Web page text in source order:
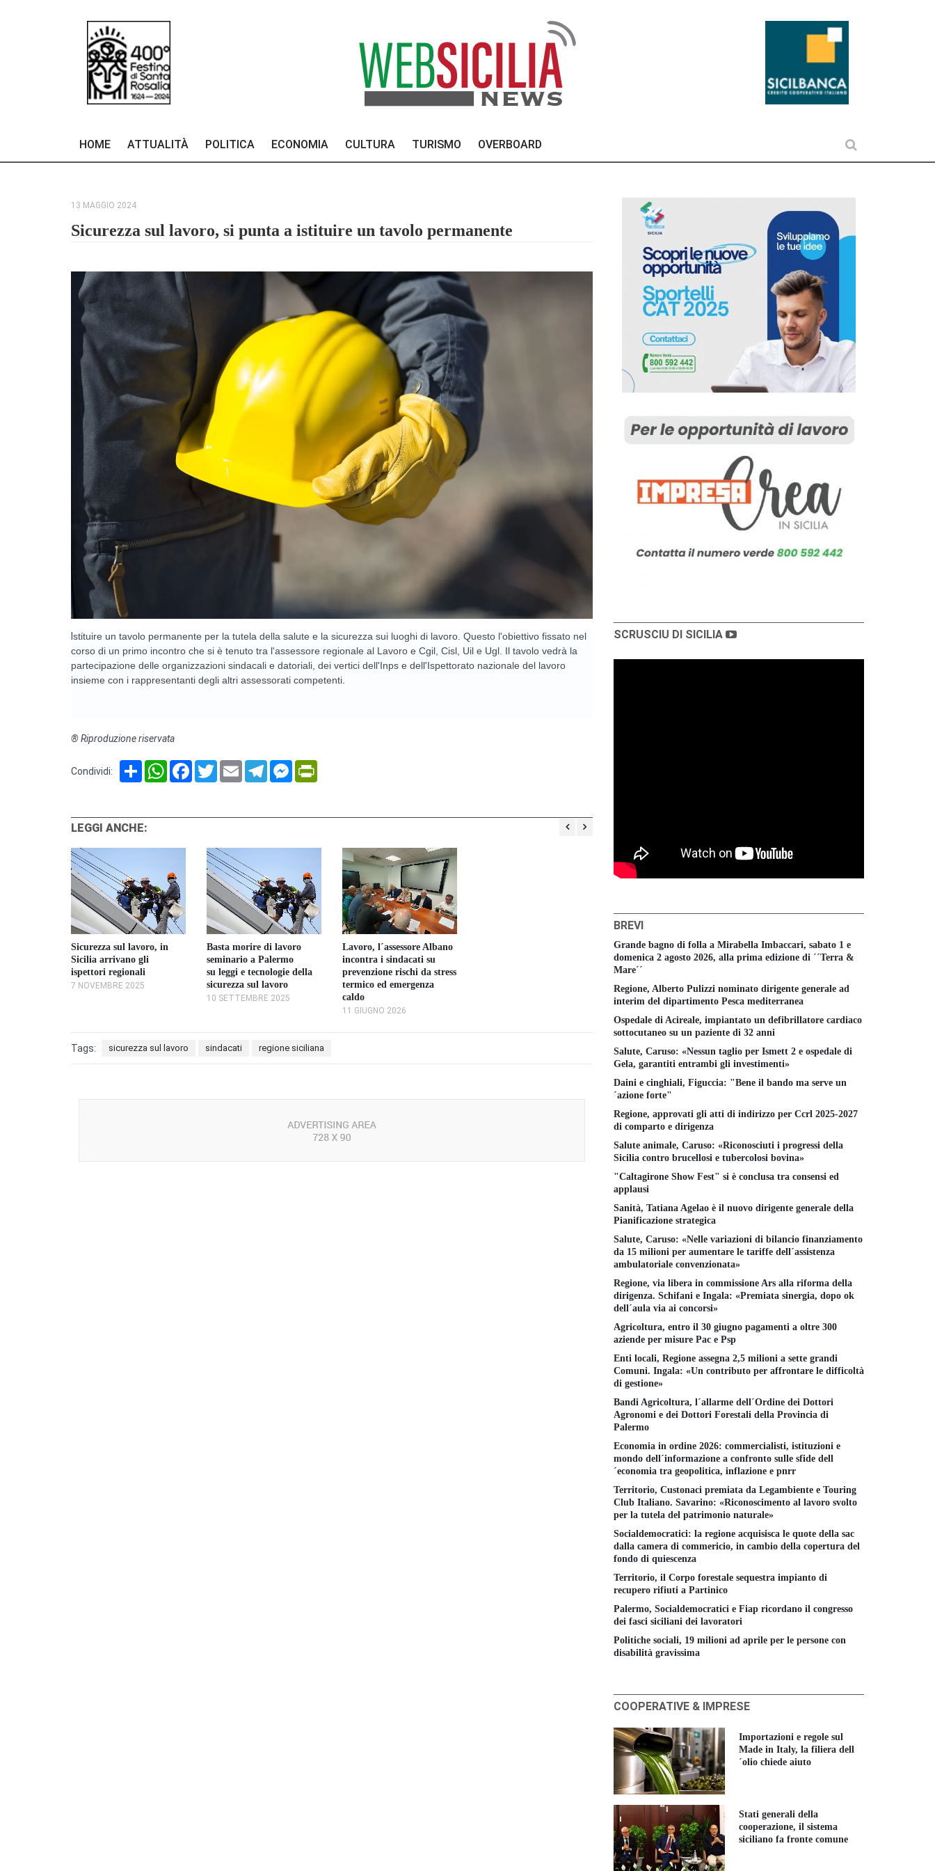
HOME ATTUALITÀ POLITICA ECONOMIA CULTURA TURISMO OVERBOARD
13 MAGGIO 2024
Sicurezza sul lavoro, si punta a istituire un tavolo permanente
stituire un tavolo permanente per la tutela della salute e la sicurezza sui luoghi di lavoro. Questo l'obiettivo fissato nel
corso di un primo incontro che si è tenuto tra l'assessore regionale al Lavoro e Cgil, Cisl, Uil e Ugl. Il tavolo vedrà la
partecipazione delle organizzazioni sindacali e datoriali, dei vertici dell'Inps e dell'Ispettorato nazionale del lavoro
insieme con i rappresentanti degli altri assessorati competenti.
® Riproduzione riservata
Condividi: Share WhatsAppFacebook
TwitterEmail TelegramMessenger
LEGGI ANCHE:
Sicurezza sul lavoro, in
Sicilia arrivano gli
ispettori regionali
7 NOVEMBRE 2025
Basta morire di lavoro
seminario a Palermo
su leggi e tecnologie della
sicurezza sul lavoro
10 SETTEMBRE 2025
Lavoro, l´assessore Albano
incontra i sindacati su
prevenzione rischi da stress
termico ed emergenza
caldo
11 GIUGNO 2026
Tags: sicurezza sul lavoro sindacati regione siciliana
SCRUSCIU DI SICILIA
BREVI
Grande bagno di folla a Mirabella Imbaccari, sabato 1 e
domenica 2 agosto 2026, alla prima edizione di ´´Terra &
Mare´´
Regione, Alberto Pulizzi nominato dirigente generale ad
interim del dipartimento Pesca mediterranea
Ospedale di Acireale, impiantato un defibrillatore cardiaco
sottocutaneo su un paziente di 32 anni
Salute, Caruso: «Nessun taglio per Ismett 2 e ospedale di
Gela, garantiti entrambi gli investimenti»
Daini e cinghiali, Figuccia: "Bene il bando ma serve un
´azione forte"
Regione, approvati gli atti di indirizzo per Ccrl 2025-2027
di comparto e dirigenza
Salute animale, Caruso: «Riconosciuti i progressi della
Sicilia contro brucellosi e tubercolosi bovina»
"Caltagirone Show Fest" si è conclusa tra consensi ed
applausi
Sanità, Tatiana Agelao è il nuovo dirigente generale della
Pianificazione strategica
Salute, Caruso: «Nelle variazioni di bilancio finanziamento
da 15 milioni per aumentare le tariffe dell´assistenza
ambulatoriale convenzionata»
Regione, via libera in commissione Ars alla riforma della
dirigenza. Schifani e Ingala: «Premiata sinergia, dopo ok
dell´aula via ai concorsi»
Agricoltura, entro il 30 giugno pagamenti a oltre 300
aziende per misure Pac e Psp
Enti locali, Regione assegna 2,5 milioni a sette grandi
Comuni. Ingala: «Un contributo per affrontare le difficoltà
di gestione»
Bandi Agricoltura, l´allarme dell´Ordine dei Dottori
Agronomi e dei Dottori Forestali della Provincia di
Palermo
Economia in ordine 2026: commercialisti, istituzioni e
mondo dell´informazione a confronto sulle sfide dell
´economia tra geopolitica, inflazione e pnrr
Territorio, Custonaci premiata da Legambiente e Touring
Club Italiano. Savarino: «Riconoscimento al lavoro svolto
per la tutela del patrimonio naturale»
Socialdemocratici: la regione acquisisca le quote della sac
dalla camera di commericio, in cambio della copertura del
fondo di quiescenza
Territorio, il Corpo forestale sequestra impianto di
recupero rifiuti a Partinico
Palermo, Socialdemocratici e Fiap ricordano il congresso
dei fasci siciliani dei lavoratori
Politiche sociali, 19 milioni ad aprile per le persone con
disabilità gravissima
COOPERATIVE & IMPRESE
Importazioni e regole sul
Made in Italy, la filiera dell
´olio chiede aiuto
Stati generali della
cooperazione, il sistema
siciliano fa fronte comune